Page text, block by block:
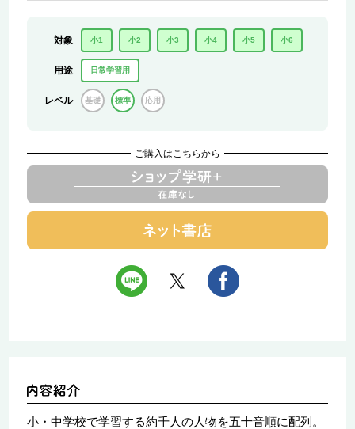
対象 小1 小2 小3 小4 小5 小6
用途 日常学習用
レベル 基礎 標準 応用
ご購入はこちらから
小・中学校で学習する約千人の人物を五十音順に配列。